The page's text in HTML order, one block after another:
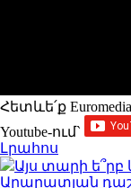
Հետևե՛ք
Youtube-ում`
Լրահոս
Այս տարի ե՞րբ
Արարատյան